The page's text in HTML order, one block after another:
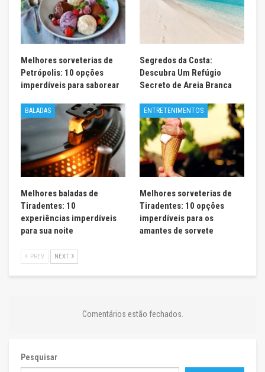
Melhores sorveterias de
Petrópolis: 10 opções
imperdíveis para saborear
Segredos da Costa:
Descubra Um Refúgio
Secreto de Areia Branca
BALADAS
Melhores baladas de
Tiradentes: 10
experiências imperdíveis
para sua noite
ENTRETENIMENTOS
Melhores sorveterias de
Tiradentes: 10 opções
imperdíveis para os
amantes de sorvete
PREV NEXT
Comentários estão fechados.
Pesquisar